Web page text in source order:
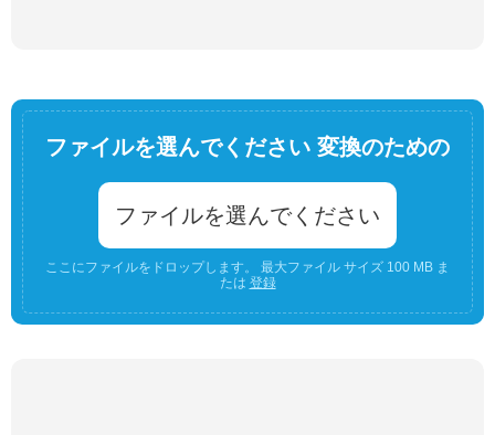
ファイルを選んでください 変換のための
ファイルを選んでください
ここにファイルをドロップします。 最大ファイル サイズ 100 MB ま
たは 登録